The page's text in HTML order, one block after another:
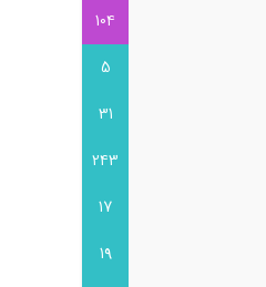
104
5
31
243
17
19